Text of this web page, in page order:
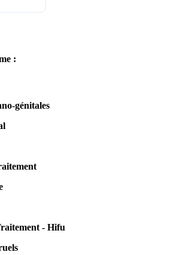
:
génitales
- Hifu